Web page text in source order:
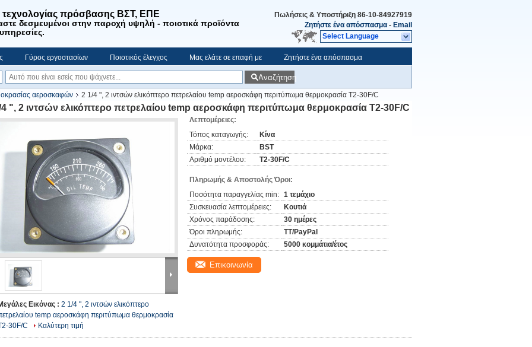
τεχνολογίας πρόσβασης ΒΣΤ, ΕΠΕ
δεσμευμένοι στην παροχή υψηλή - ποιοτικά προϊόντα
.
Πωλήσεις & Υποστήριξη 86-10-84927919
Ζητήστε ένα απόσπασμα - Email
Select Language
Γύρος εργοστασίων Ποιοτικός έλεγχος Μας ελάτε σε επαφή με Ζητήστε ένα απόσπασμα
Αναζήτηση
αεροσκαφών
2 1/4 ", 2 ιντσών ελικόπτερο πετρελαίου temp αεροσκάφη περιτύπωμα θερμοκρασία T2-30F/C
4 ", 2 ιντσών ελικόπτερο πετρελαίου temp αεροσκάφη περιτύπωμα θερμοκρασία T2-30F/C
Εικόνας : 2 1/4 ", 2 ιντσών ελικόπτερο
temp αεροσκάφη περιτύπωμα θερμοκρασία
30F/C
Καλύτερη τιμή
Λεπτομέρειες:
Τόπος καταγωγής:
Κίνα
Μάρκα:
BST
Αριθμό μοντέλου:
T2-30F/C
Πληρωμής & Αποστολής Όροι:
Ποσότητα παραγγελίας min: 1 τεμάχιο
Συσκευασία λεπτομέρειες:
Κουτιά
Χρόνος παράδοσης:
30 ημέρες
Όροι πληρωμής:
TT/PayPal
Δυνατότητα προσφοράς:
5000 κομμάτια/έτος
Επικοινωνία